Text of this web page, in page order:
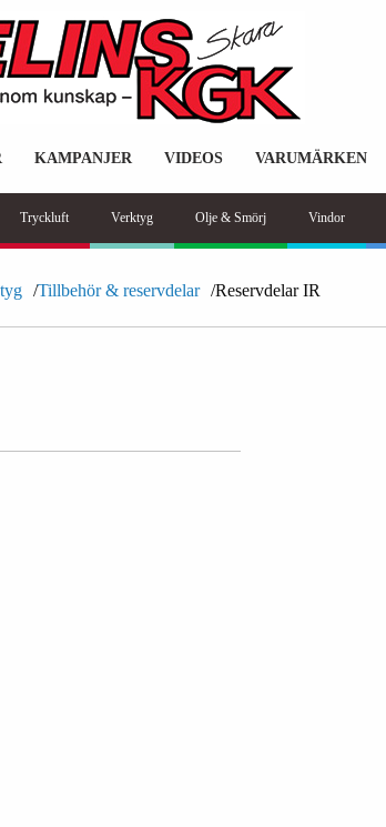
KAMPANJER VIDEOS VARUMÄRKEN
Tryckluft Verktyg Olje & Smörj Vindor
Tillbehör & reservdelar Reservdelar IR